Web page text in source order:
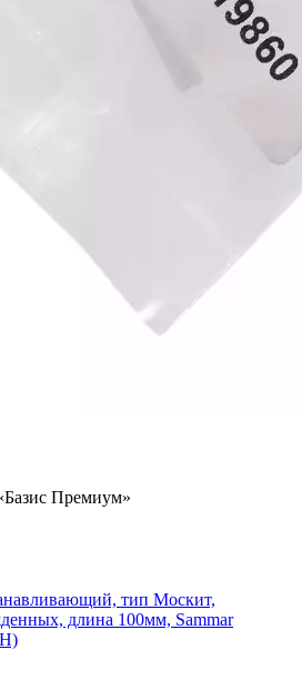
Премиум»
тип Москит,
длина 100мм, Sammar